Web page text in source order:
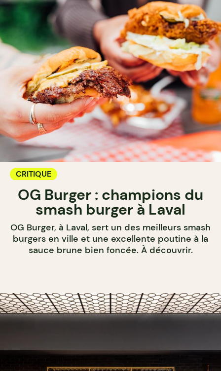
CRITIQUE
OG Burger : champions du
smash burger à Laval
OG Burger, à Laval, sert un des meilleurs smash
burgers en ville et une excellente poutine à la
sauce brune bien foncée. À découvrir.